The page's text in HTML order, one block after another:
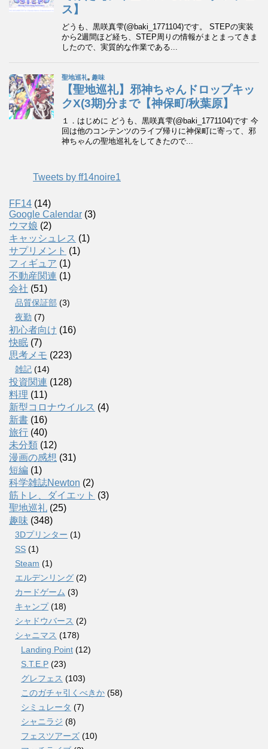
Tweets by ff14noire1
FF14 (14)
Google Calendar (3)
ウマ娘 (2)
キャッシュレス (1)
サプリメント (1)
フィギュア (1)
不動産関連 (1)
会社 (51)
品質保証部 (3)
夜勤 (7)
初心者向け (16)
快眠 (7)
思考メモ (223)
雑記 (14)
投資関連 (128)
料理 (11)
新型コロナウイルス (4)
新書 (16)
旅行 (40)
未分類 (12)
漫画の感想 (31)
短編 (1)
科学雑誌Newton (2)
筋トレ、ダイエット (3)
聖地巡礼 (25)
趣味 (348)
3Dプリンター (1)
SS (1)
Steam (1)
エルデンリング (2)
カードゲーム (3)
キャンプ(18)
シャドウバース (2)
シャニマス (178)
Landing Point (12)
S.T.E.P (23)
グレフェス (103)
このガチャ引くべきか (58)
シミュレータ (7)
シャニラジ (8)
フェスツアーズ (10)